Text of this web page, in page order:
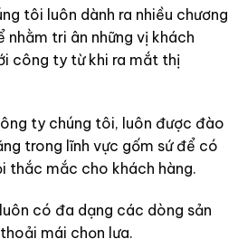
tôi luôn dành ra nhiều chương
tri ân những vị khách
công ty từ khi ra mắt thị
ty chúng tôi, luôn được đào
trong lĩnh vực gốm sứ để có
thắc mắc cho khách hàng.
có đa dạng các dòng sản
mái chọn lựa.